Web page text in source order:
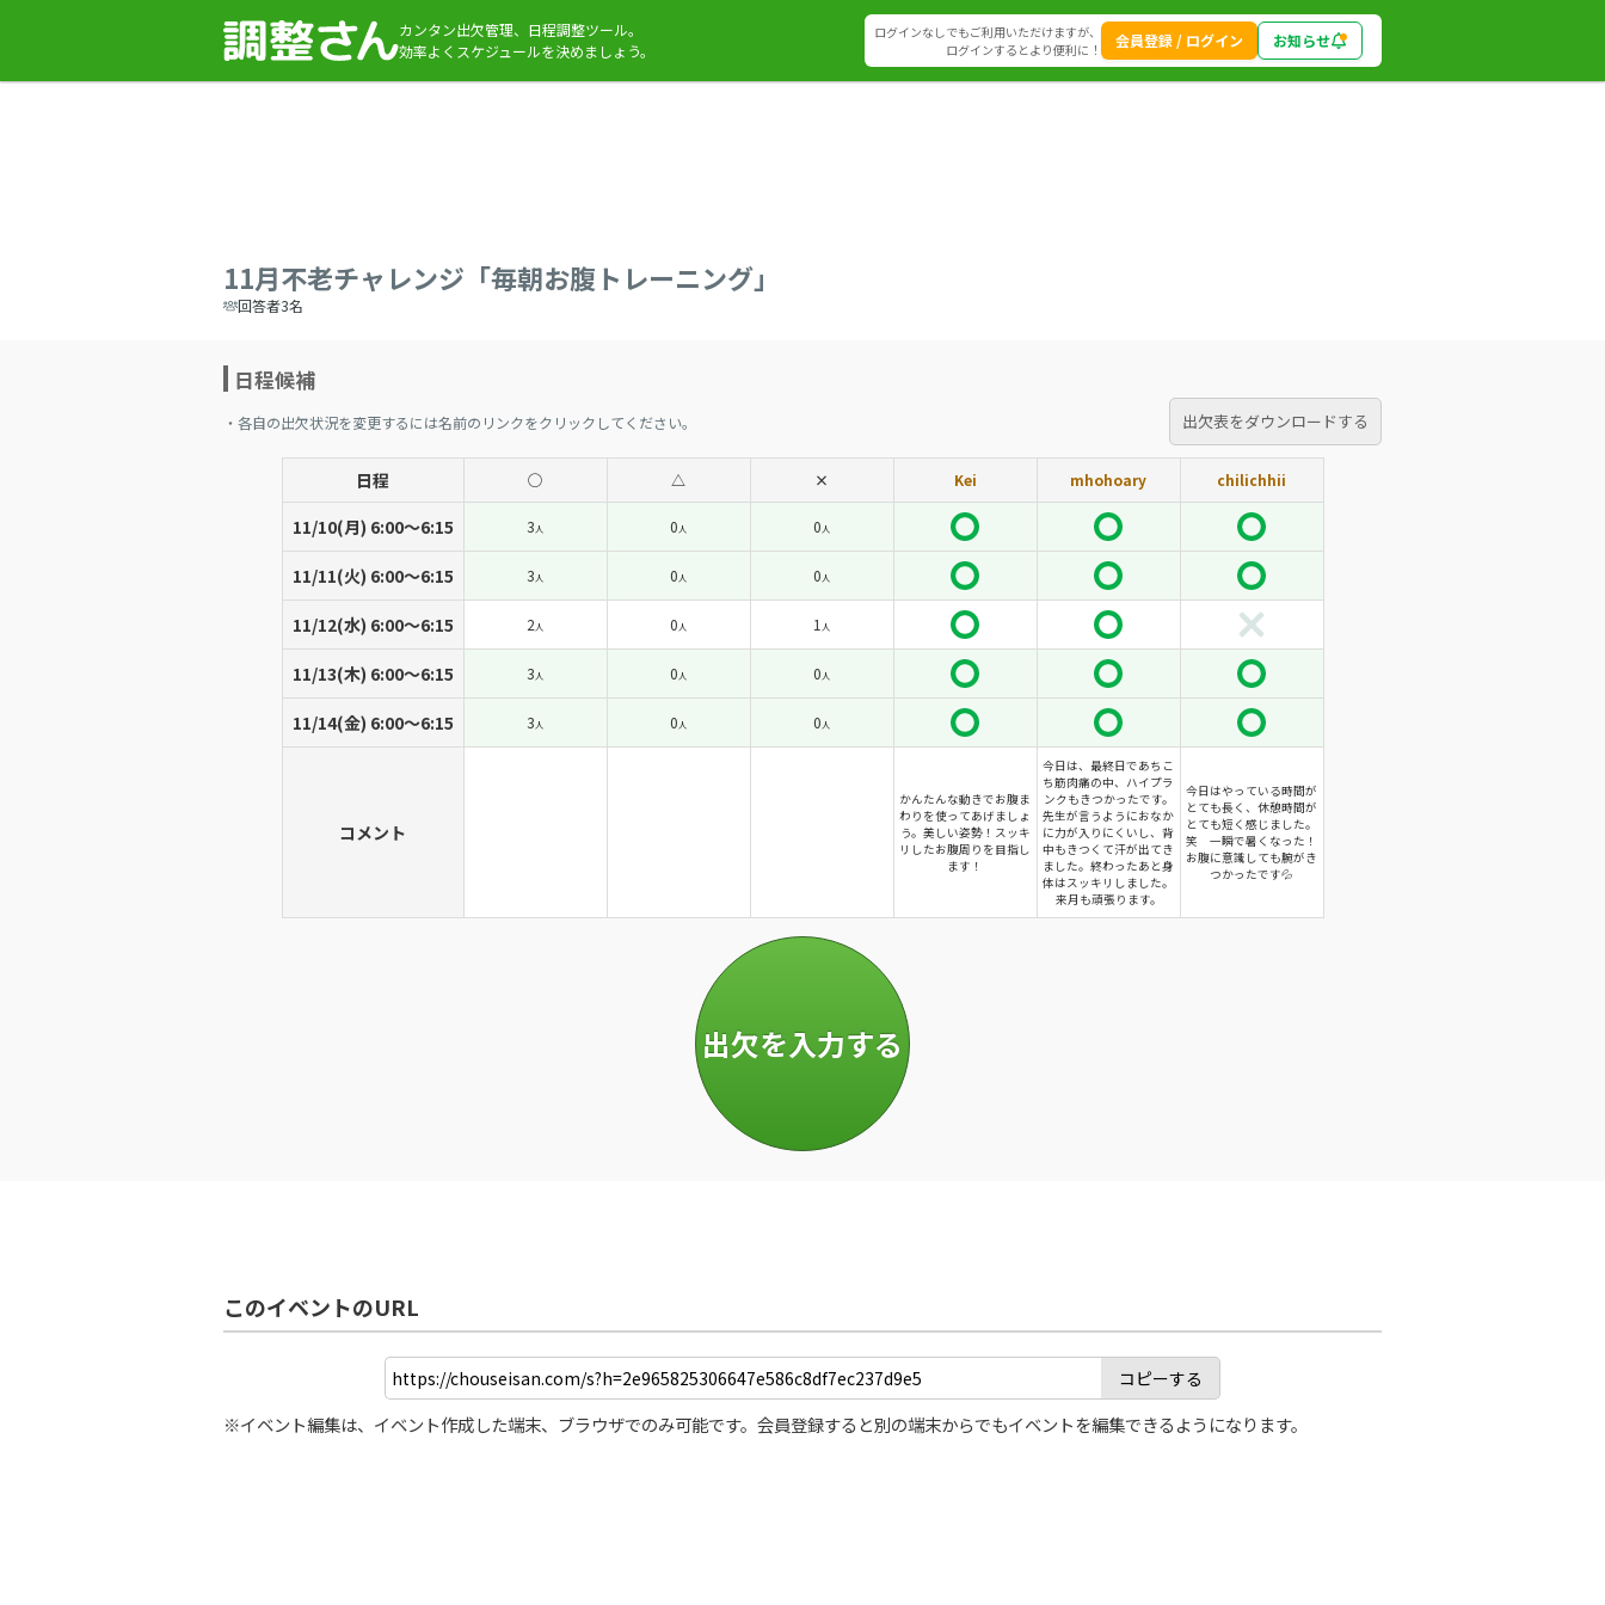
カンタン出欠管理、日程調整ツール。
効率よくスケジュールを決めましょう。
ログインなしでもご利用いただけますが、
ログインするとより便利に！
会員登録 / ログイン お知らせ
11月不老チャレンジ「毎朝お腹トレーニング」
回答者3名
日程候補
・各自の出欠状況を変更するには名前のリンクをクリックしてください。 出欠表をダウンロードする
日程 ◯ △ × Kei mhohoary chilichhii
11/10(月) 6:00〜6:15 3人 0人 0人
11/11(火) 6:00〜6:15 3人 0人 0人
11/12(水) 6:00〜6:15 2人 0人 1 人
11/13(木) 6:00〜6:15 3人 0人 0人
11/14(金) 6:00〜6:15 3人 0人 0人
コメント
かんたんな動きでお腹ま
わりを使ってあげましょ
う。美しい姿勢！スッキ
リしたお腹周りを目指し
ます！
今日は、最終日であちこ
ち筋肉痛の中、ハイプラ
ンクもきつかったです。
先生が言うようにおなか
に力が入りにくいし、背
中もきつくて汗が出てき
ました。終わったあと身
体はスッキリしました。
来月も頑張ります。
今日はやっている時間が
とても長く、休憩時間が
とても短く感じました。
笑 一瞬で暑くなった！
お腹に意識しても腕がき
つかったです💦
このイベントのURL
コピーする
※イベント編集は、イベント作成した端末、ブラウザでのみ可能です。会員登録すると別の端末からでもイベントを編集できるようになります。